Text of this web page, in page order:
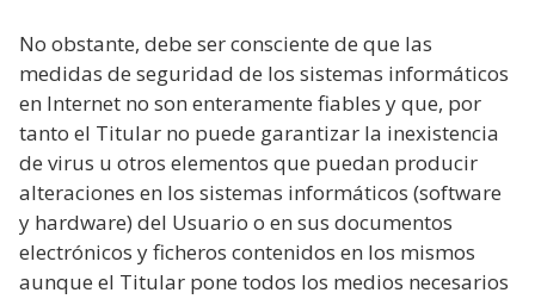
No obstante, debe ser consciente de que las
medidas de seguridad de los sistemas informáticos
en Internet no son enteramente fiables y que, por
tanto el Titular no puede garantizar la inexistencia
de virus u otros elementos que puedan producir
alteraciones en los sistemas informáticos (software
y hardware) del Usuario o en sus documentos
electrónicos y ficheros contenidos en los mismos
aunque el Titular pone todos los medios necesarios